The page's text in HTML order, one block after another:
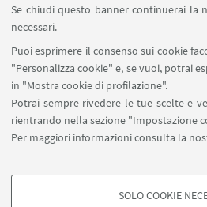
Se chiudi questo banner continuerai la
necessari.
Puoi esprimere il consenso sui cookie
"Personalizza cookie" e, se vuoi, potrai
in "Mostra cookie di profilazione".
Potrai sempre rivedere le tue scelte e
rientrando nella sezione "Impostazione
Per maggiori informazioniconsulta la
SOLO COOKIE
SEGUI UNIBO
APP: